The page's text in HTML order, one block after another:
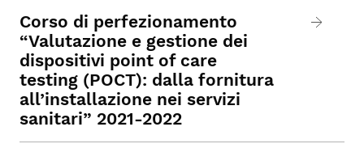
Corso di perfezionamento
“Valutazione e gestione dei
dispositivi point of care
testing (POCT): dalla fornitura
all’installazione nei servizi
sanitari” 2021-2022